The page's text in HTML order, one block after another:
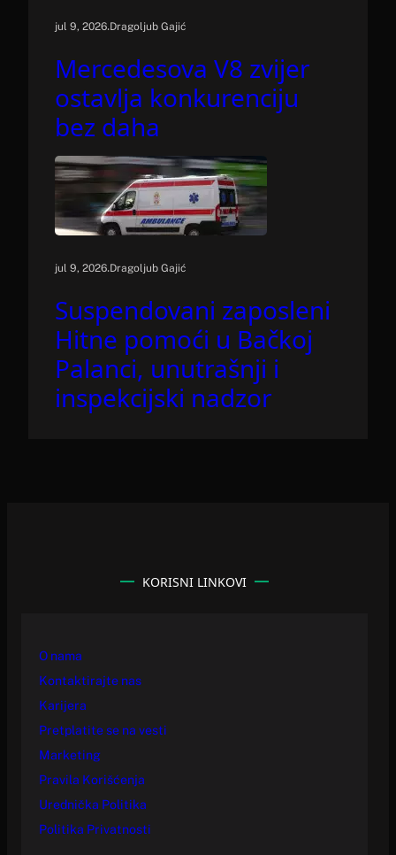
jul 9, 2026.Dragoljub Gajić
Mercedesova V8 zvijer
ostavlja konkurenciju
bez daha
jul 9, 2026.Dragoljub Gajić
Suspendovani zaposleni
Hitne pomoći u Bačkoj
Palanci, unutrašnji i
inspekcijski nadzor
KORISNI LINKOVI
O nama
Kontaktirajte nas
Karijera
Pretplatite se na vesti
Marketing
Pravila Korišćenja
Urednička Politika
Politika Privatnosti